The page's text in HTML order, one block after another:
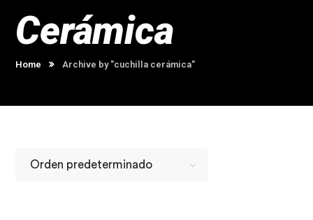
Cerámica
Home Archive by "cuchilla cerámica"